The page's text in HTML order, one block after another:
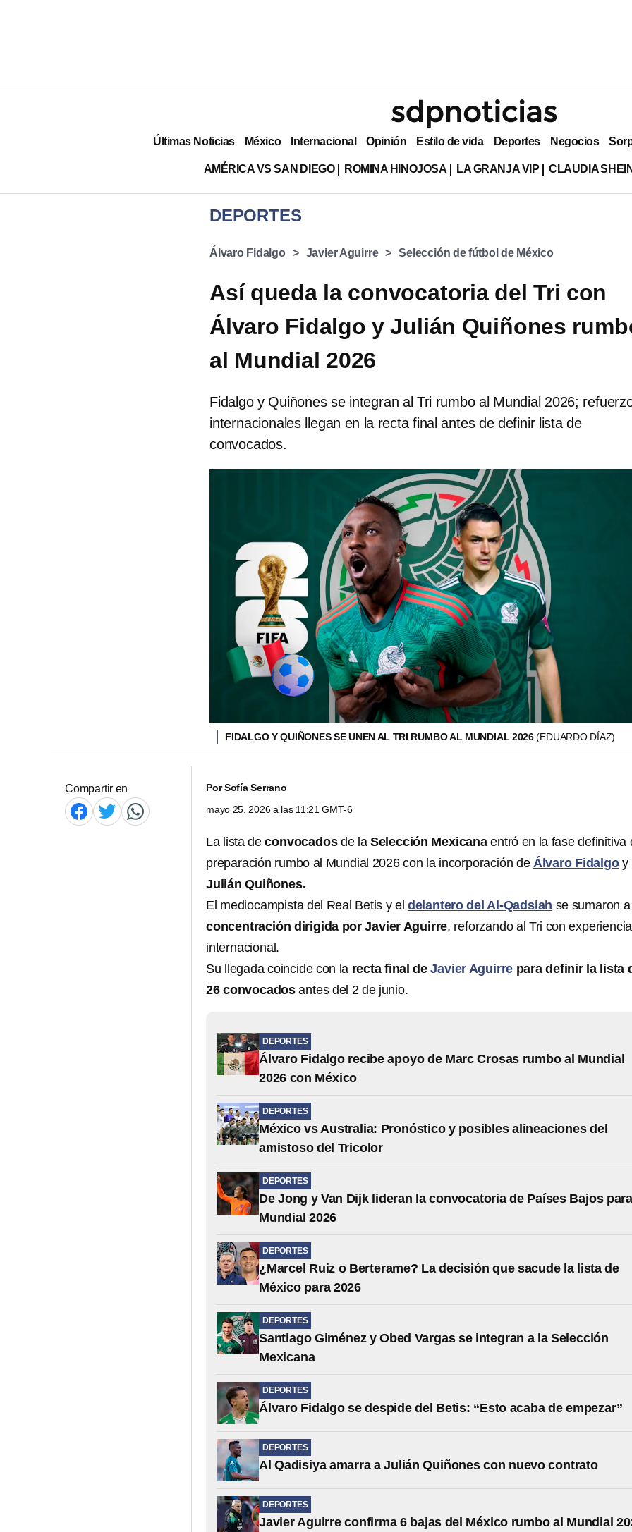
Últimas Noticias México Internacional Opinión Estilo de vida Deportes Negocios
AMÉRICA VS SAN DIEGO ROMINA HINOJOSA LA GRANJA VIP CLAUDIA
DEPORTES
Álvaro Fidalgo Javier Aguirre Selección de fútbol de México
Así queda la convocatoria del Tri con
Álvaro Fidalgo y Julián Quiñones
al Mundial 2026
Fidalgo y Quiñones se integran al Tri rumbo al Mundial 2026;
internacionales llegan en la recta final antes de definir lista de
convocados.
FIDALGO Y QUIÑONES SE UNEN AL TRI RUMBO AL MUNDIAL 2026(EDUARDO DÍAZ)
Compartir en PorSofía Serrano
mayo 25, 2026 a las 11:21 GMT-6
La lista deconvocados de la Selección Mexicanaentró en la fase definitiva
preparación rumbo al Mundial 2026 con la incorporación de Álvaro Fidalgoy
Julián Quiñones.
El mediocampista del Real Betis y el delantero del Al-Qadsiah se sumaron
concentración dirigida por Javier Aguirre, reforzando al Tri con experiencia
internacional.
Su llegada coincide con la recta final deJavier Aguirre para definir la lista
26 convocados antes del 2 de junio.
DEPORTES
Álvaro Fidalgo recibe apoyo de Marc Crosas rumbo al Mundial
2026 con México
DEPORTES
México vs Australia: Pronóstico y posibles alineaciones del
amistoso del Tricolor
DEPORTES
De Jong y Van Dijk lideran la convocatoria de Países Bajos
Mundial 2026
DEPORTES
¿Marcel Ruiz o Berterame? La decisión que sacude la lista de
México para 2026
DEPORTES
Santiago Giménez y Obed Vargas se integran a la Selección
Mexicana
DEPORTES
Álvaro Fidalgo se despide del Betis: “Esto acaba de empezar”
DEPORTES
Al Qadisiya amarra a Julián Quiñones con nuevo contrato
DEPORTES
Javier Aguirre confirma 6 bajas del México rumbo al Mundial